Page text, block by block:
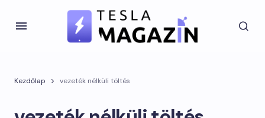
Kezdőlap vezeték nélküli töltés